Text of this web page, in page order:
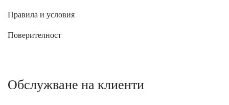
Правила и условия
Поверителност
Обслужване на клиенти